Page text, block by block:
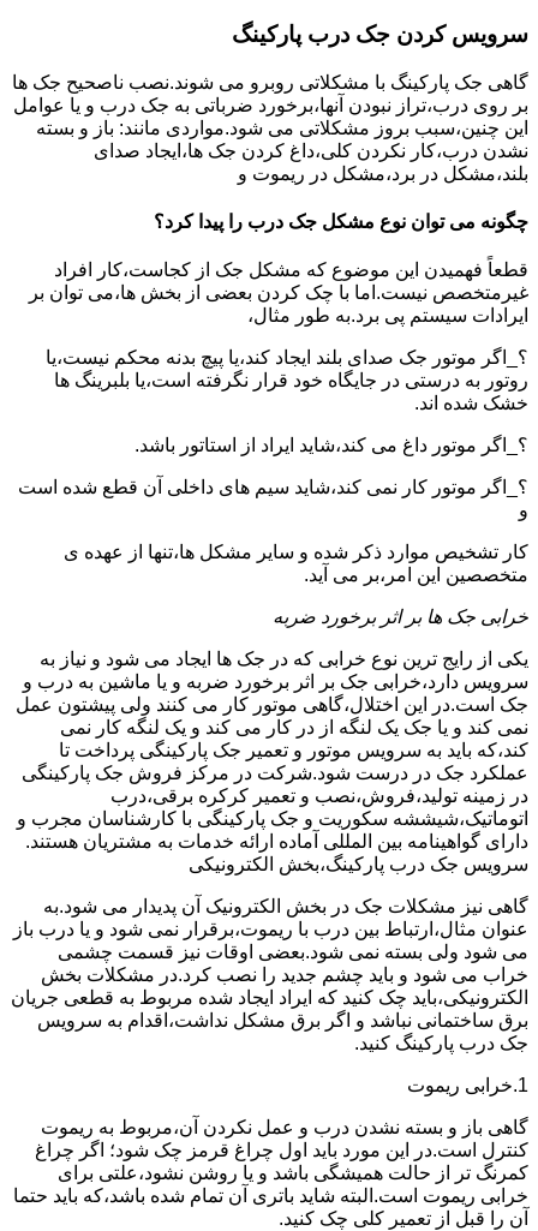
سرویس کردن جک درب پارکینگ
گاهی جک پارکینگ با مشکلاتی روبرو می شوند.نصب ناصحیح جک ها
بر روی درب،تراز نبودن آنها،برخورد ضرباتی به جک درب و یا عوامل
این چنین،سبب بروز مشکلاتی می شود.مواردی مانند: باز و بسته
نشدن درب،کار نکردن کلی،داغ کردن جک ها،ایجاد صدای
بلند،مشکل در برد،مشکل در ریموت و
چگونه می توان نوع مشکل جک درب را پیدا کرد؟
قطعاً فهمیدن این موضوع که مشکل جک از کجاست،کار افراد
غیرمتخصص نیست.اما با چک کردن بعضی از بخش ها،می توان بر
ایرادات سیستم پی برد.به طور مثال،
؟_اگر موتور جک صدای بلند ایجاد کند،یا پیچ بدنه محکم نیست،یا
روتور به درستی در جایگاه خود قرار نگرفته است،یا بلبرینگ ها
خشک شده اند.
؟_اگر موتور داغ می کند،شاید ایراد از استاتور باشد.
؟_اگر موتور کار نمی کند،شاید سیم های داخلی آن قطع شده است
و
کار تشخیص موارد ذکر شده و سایر مشکل ها،تنها از عهده ی
متخصصین این امر،بر می آید.
خرابی جک ها بر اثر برخورد ضربه
یکی از رایج ترین نوع خرابی که در جک ها ایجاد می شود و نیاز به
سرویس دارد،خرابی جک بر اثر برخورد ضربه و یا ماشین به درب و
جک است.در این اختلال،گاهی موتور کار می کنند ولی پیشتون عمل
نمی کند و یا جک یک لنگه از در کار می کند و یک لنگه کار نمی
کند،که باید به سرویس موتور و تعمیر جک پارکینگی پرداخت تا
عملکرد جک در درست شود.شرکت در مرکز فروش جک پارکینگی
در زمینه تولید،فروش،نصب و تعمیر کرکره برقی،درب
اتوماتیک،شیششه سکوریت و جک پارکینگی با کارشناسان مجرب و
دارای گواهینامه بین المللی آماده ارائه خدمات به مشتریان هستند.
سرویس جک درب پارکینگ،بخش الکترونیکی
گاهی نیز مشکلات جک در بخش الکترونیک آن پدیدار می شود.به
عنوان مثال،ارتباط بین درب با ریموت،برقرار نمی شود و یا درب باز
می شود ولی بسته نمی شود.بعضی اوقات نیز قسمت چشمی
خراب می شود و باید چشم جدید را نصب کرد.در مشکلات بخش
الکترونیکی،باید چک کنید که ایراد ایجاد شده مربوط به قطعی جریان
برق ساختمانی نباشد و اگر برق مشکل نداشت،اقدام به سرویس
جک درب پارکینگ کنید.
1.خرابی ریموت
گاهی باز و بسته نشدن درب و عمل نکردن آن،مربوط به ریموت
کنترل است.در این مورد باید اول چراغ قرمز چک شود؛ اگر چراغ
کمرنگ تر از حالت همیشگی باشد و یا روشن نشود،علتی برای
خرابی ریموت است.البته شاید باتری آن تمام شده باشد،که باید حتما
آن را قبل از تعمیر کلی چک کنید.